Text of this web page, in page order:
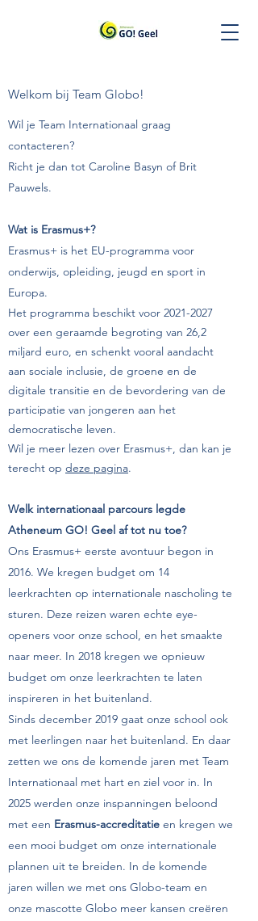
Welkom bij Team Globo!
Wil je Team Internationaal graag
contacteren?
Richt je dan tot Caroline Basyn of Brit
Pauwels.
Wat is Erasmus+?
Erasmus+ is het EU-programma voor
onderwijs, opleiding, jeugd en sport in
Europa.
Het programma beschikt voor 2021-2027
over een geraamde begroting van 26,2
miljard euro, en schenkt vooral aandacht
aan sociale inclusie, de groene en de
digitale transitie en de bevordering van de
participatie van jongeren aan het
democratische leven.
Wil je meer lezen over Erasmus+, dan kan je
terecht op deze pagina.
Welk internationaal parcours legde
Atheneum GO! Geel af tot nu toe?
Ons Erasmus+ eerste avontuur begon in
2016. We kregen budget om 14
leerkrachten op internationale nascholing te
sturen. Deze reizen waren echte eye-
openers voor onze school, en het smaakte
naar meer. In 2018 kregen we opnieuw
budget om onze leerkrachten te laten
inspireren in het buitenland.
Sinds december 2019 gaat onze school ook
met leerlingen naar het buitenland. En daar
zetten we ons de komende jaren met Team
Internationaal met hart en ziel voor in. In
2025 werden onze inspanningen beloond
met een Erasmus-accreditatie en kregen we
een mooi budget om onze internationale
plannen uit te breiden. In de komende
jaren willen we met ons Globo-team en
onze mascotte Globo meer kansen creëren